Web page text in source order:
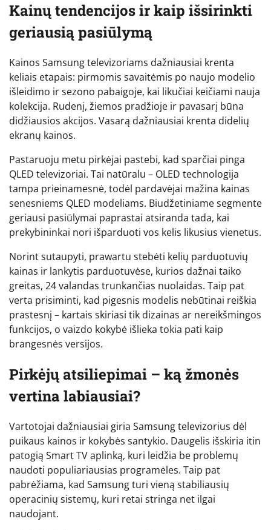
Kainų tendencijos ir kaip išsirinkti
geriausią pasiūlymą
Kainos Samsung televizoriams dažniausiai krenta
keliais etapais: pirmomis savaitėmis po naujo modelio
išleidimo ir sezono pabaigoje, kai likučiai keičiami nauja
kolekcija. Rudenį, žiemos pradžioje ir pavasarį būna
didžiausios akcijos. Vasarą dažniausiai krenta didelių
ekranų kainos.
Pastaruoju metu pirkėjai pastebi, kad sparčiai pinga
QLED televizoriai. Tai natūralu – OLED technologija
tampa prieinamesnė, todėl pardavėjai mažina kainas
senesniems QLED modeliams. Biudžetiniame segmente
geriausi pasiūlymai paprastai atsiranda tada, kai
prekybininkai nori išparduoti vos kelis likusius vienetus.
Norint sutaupyti, prawartu stebėti kelių parduotuvių
kainas ir lankytis parduotuvėse, kurios dažnai taiko
greitas, 24 valandas trunkančias nuolaidas. Taip pat
verta prisiminti, kad pigesnis modelis nebūtinai reiškia
prastesnį – kartais skiriasi tik dizainas ar nereikšmingos
funkcijos, o vaizdo kokybė išlieka tokia pati kaip
brangesnės versijos.
Pirkėjų atsiliepimai – ką žmonės
vertina labiausiai?
Vartotojai dažniausiai giria Samsung televizorius dėl
puikaus kainos ir kokybės santykio. Daugelis išskiria itin
patogią Smart TV aplinką, kuri leidžia be problemų
naudoti populiariausias programėles. Taip pat
pabrėžiama, kad Samsung turi vieną stabiliausių
operacinių sistemų, kuri retai stringa net ilgai
naudojant.